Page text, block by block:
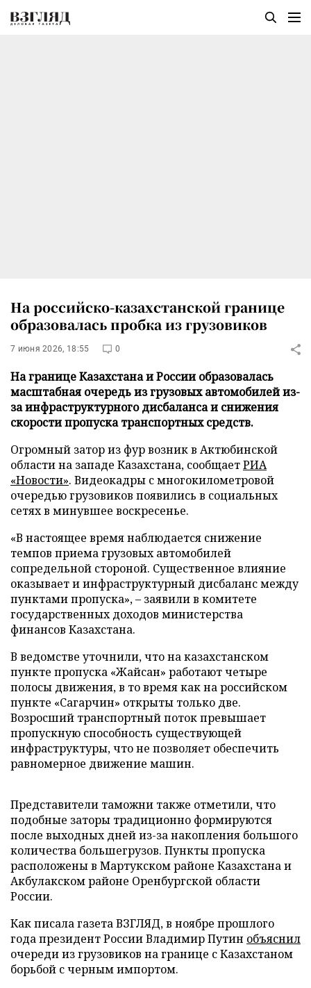
На российско-казахстанской границе
образовалась пробка из грузовиков
7 июня 2026, 18:55 0
На границе Казахстана и России образовалась
масштабная очередь из грузовых автомобилей из-
за инфраструктурного дисбаланса и снижения
скорости пропуска транспортных средств.
Огромный затор из фур возник в Актюбинской
области на западе Казахстана, сообщаетРИА
«Новости». Видеокадры с многокилометровой
очередью грузовиков появились в социальных
сетях в минувшее воскресенье.
«В настоящее время наблюдается снижение
темпов приема грузовых автомобилей
сопредельной стороной. Существенное влияние
оказывает и инфраструктурный дисбаланс между
пунктами пропуска», – заявили в комитете
государственных доходов министерства
финансов Казахстана.
В ведомстве уточнили, что на казахстанском
пункте пропуска «Жайсан» работают четыре
полосы движения, в то время как на российском
пункте «Сагарчин» открыты только две.
Возросший транспортный поток превышает
пропускную способность существующей
инфраструктуры, что не позволяет обеспечить
равномерное движение машин.
Представители таможни также отметили, что
подобные заторы традиционно формируются
после выходных дней из-за накопления большого
количества большегрузов. Пункты пропуска
расположены в Мартукском районе Казахстана и
Акбулакском районе Оренбургской области
России.
Как писала газета ВЗГЛЯД, в ноябре прошлого
года президент России Владимир Путин объяснил
очереди из грузовиков на границе с Казахстаном
борьбой с черным импортом.